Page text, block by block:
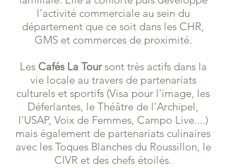
l’activité commerciale au sein du
département que ce soit dans les CHR,
GMS et commerces de proximité.
Les Cafés La Toursont très actifs dans la
vie locale au travers de partenariats
culturels et sportifs (Visa pour l'image, les
Déferlantes, le Théâtre de l'Archipel,
l'USAP, Voix de Femmes, Campo Live....)
mais également de partenariats culinaires
avec les Toques Blanches du Roussillon, le
CIVR et des chefs étoilés.